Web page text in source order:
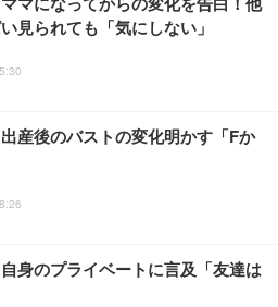
見られても「気にしない」
産後のバストの変化明かす「Fか
身のプライベートに言及「友達は